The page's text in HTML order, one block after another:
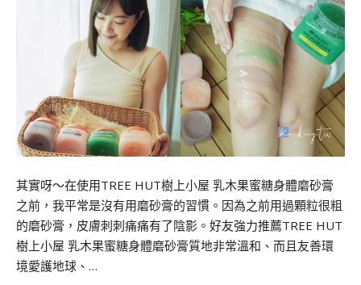
其實呀～在使用TREE HUT樹上小屋 乳木果蜜糖身體磨砂膏
之前，我平常是沒有用磨砂膏的習慣。因為之前用過顆粒很粗
的磨砂膏，皮膚刺刺痛痛有了陰影。好友強力推薦TREE HUT
樹上小屋 乳木果蜜糖身體磨砂膏質地非常溫和、而且友善環
境愛護地球、…